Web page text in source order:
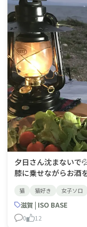
夕日さん沈まないで💦 焼いて蒸らし時間の間、ニャ
膝に乗せながらお酒
間に合わなかった😿
猫 猫好き 女子ソロ
滋賀 | ISO BASE
0 12